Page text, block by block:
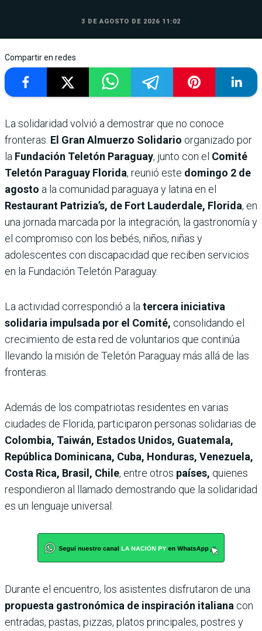
3 DE AGOSTO DE 2026 11:02
Compartir en redes
La solidaridad volvió a demostrar que no conoce
fronteras. El Gran Almuerzo Solidario organizado por
la Fundación Teletón Paraguay, junto con el Comité
Teletón Paraguay Florida, reunió este domingo 2 de
agosto a la comunidad paraguaya y latina en el
Restaurant Patrizia’s, de Fort Lauderdale, Florida, en
una jornada marcada por la integración, la gastronomía y
el compromiso con los bebés, niños, niñas y
adolescentes con discapacidad que reciben servicios
en la Fundación Teletón Paraguay.
La actividad correspondió a la tercera iniciativa
solidaria impulsada por el Comité, consolidando el
crecimiento de esta red de voluntarios que continúa
llevando la misión de Teletón Paraguay más allá de las
fronteras.
Además de los compatriotas residentes en varias
ciudades de Florida, participaron personas solidarias de
Colombia, Taiwán, Estados Unidos, Guatemala,
República Dominicana, Cuba, Honduras, Venezuela,
Costa Rica, Brasil, Chile, entre otros países, quienes
respondieron al llamado demostrando que la solidaridad
es un lenguaje universal.
Durante el encuentro, los asistentes disfrutaron de una
propuesta gastronómica de inspiración italiana con
entradas, pastas, pizzas, platos principales, postres y